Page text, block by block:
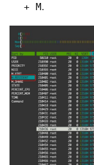
+ M.